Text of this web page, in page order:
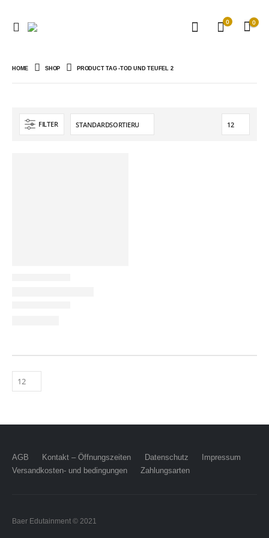
0 0
HOME SHOP PRODUCT TAG -TOD UND TEUFEL 2
FILTER
AGB Kontakt – Öffnungszeiten Datenschutz
Impressum
Versandkosten- und bedingungen
Zahlungsarten
Baer Edutainment © 2021